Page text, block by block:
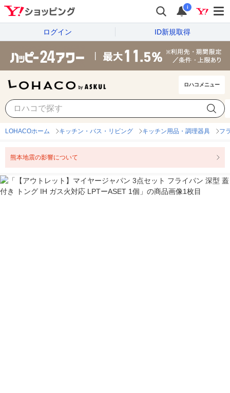
i
ログイン ID新規取得
ロハコメニュー
LOHACOホーム キッチン・バス・リビング キッチン用品・調理器具 フ
熊本地震の影響について